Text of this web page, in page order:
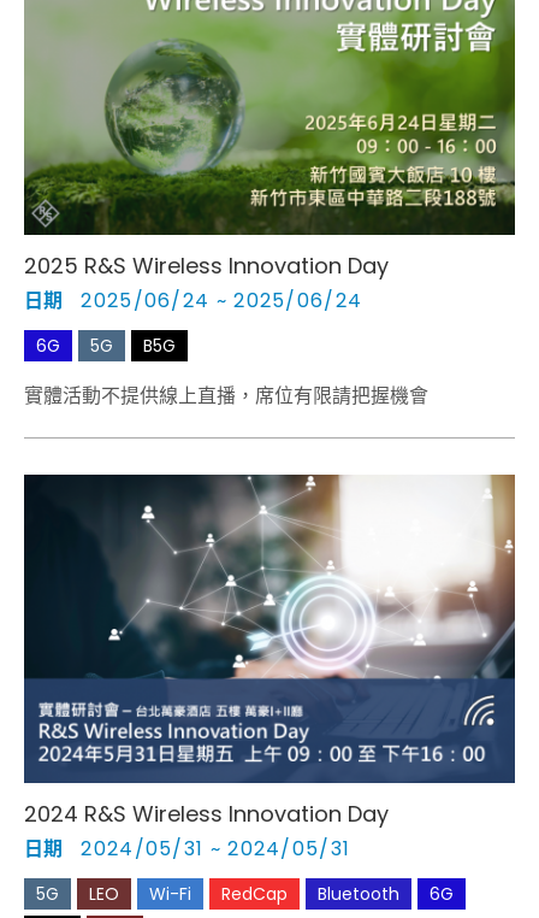
Broadcast and Media
Cybersecurity
2025 R&S Wireless Innovation Day
日期 2025/06/24 ~ 2025/06/24
6G 5G B5G
實體活動不提供線上直播，席位有限請把握機會
2024 R&S Wireless Innovation Day
日期 2024/05/31 ~ 2024/05/31
5G LEO Wi-Fi RedCap Bluetooth
6G